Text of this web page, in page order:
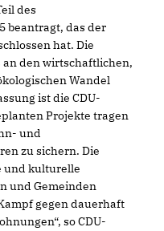
des
beantragt, das der
hat. Die
den wirtschaftlichen,
Wandel
ist die CDU-
Projekte tragen
und
zu sichern. Die
und kulturelle
und Gemeinden
gegen dauerhaft
so CDU-